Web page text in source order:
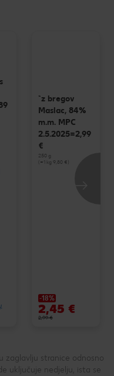
`z bregov
Maslac, 84%
m.m. MPC
2.5.2025=2,99
€
250 g
(=1 kg 9,80 €)
-18%
2,45 €
2,99 €
zaglavlju stranice odnosno
uključuje nedjelju, ista se